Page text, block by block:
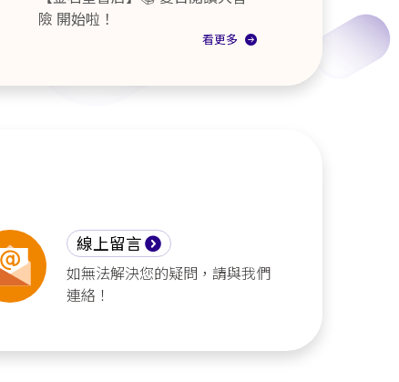
險 開始啦！
看更多
線上留言
如無法解決您的疑問，請與我們
連絡！